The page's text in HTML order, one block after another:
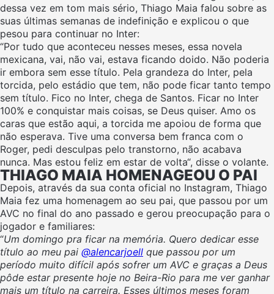
dessa vez em tom mais sério, Thiago Maia falou sobre as
suas últimas semanas de indefinição e explicou o que
pesou para continuar no Inter:
“Por tudo que aconteceu nesses meses, essa novela
mexicana, vai, não vai, estava ficando doido. Não poderia
ir embora sem esse título. Pela grandeza do Inter, pela
torcida, pelo estádio que tem, não pode ficar tanto tempo
sem título. Fico no Inter, chega de Santos. Ficar no Inter
100% e conquistar mais coisas, se Deus quiser. Amo os
caras que estão aqui, a torcida me apoiou de forma que
não esperava. Tive uma conversa bem franca com o
Roger, pedi desculpas pelo transtorno, não acabava
nunca. Mas estou feliz em estar de volta“, disse o volante.
THIAGO MAIA HOMENAGEOU O PAI
Depois, através da sua conta oficial no Instagram, Thiago
Maia fez uma homenagem ao seu pai, que passou por um
AVC no final do ano passado e gerou preocupação para o
jogador e familiares:
“Um domingo pra ficar na memória. Quero dedicar esse
título ao meu pai @alencarjoell que passou por um
período muito difícil após sofrer um AVC e graças a Deus
pôde estar presente hoje no Beira-Rio para me ver ganhar
mais um título na carreira. Esses últimos meses foram